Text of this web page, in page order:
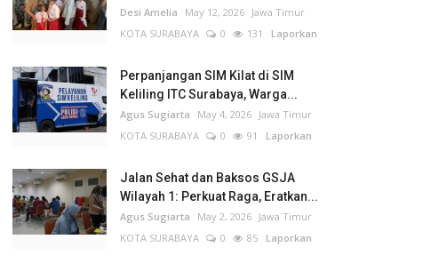
Desi Amelia May 12, 2026 Jawa Timur
KOTA SURABAYA
0 131 Laporkan
Perpanjangan SIM Kilat di SIM
Keliling ITC Surabaya, Warga...
Agus Sugiarta May 4, 2026 Jawa Timur
KOTA SURABAYA
0 91 Laporkan
Jalan Sehat dan Baksos GSJA
Wilayah 1: Perkuat Raga, Eratkan...
Agus Sugiarta May 2, 2026 Jawa Timur
KOTA SURABAYA
0 85 Laporkan